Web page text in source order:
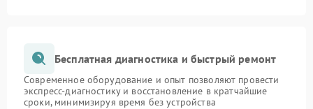
Бесплатная диагностика и быстрый ремонт
Современное оборудование и опыт позволяют провести
экспресс-диагностику и восстановление в кратчайшие
сроки, минимизируя время без устройства